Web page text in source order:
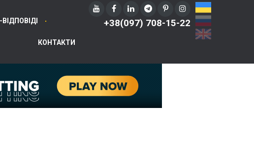
КОНТАКТИ
+38(097) 708-15-22